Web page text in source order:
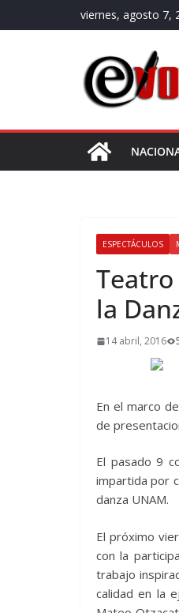
al
viernes, agosto 7,
ESPECTÁCULOS
la
14 abril, 2016
En el marco
de
El pasado 9
impartida por
danza UNAM.
El próximo
con la
trabajo
calidad en la